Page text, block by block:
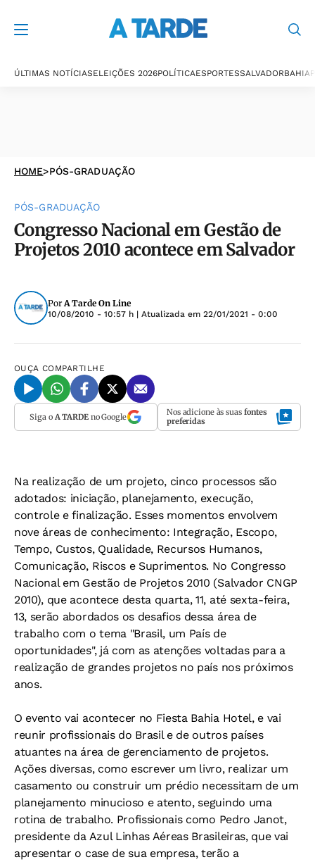
ÚLTIMAS NOTÍCIASELEIÇÕES 2026POLÍTICAESPORTESSALVADORBAHIA
HOME>PÓS-GRADUAÇÃO
PÓS-GRADUAÇÃO
Congresso Nacional em Gestão de
Projetos 2010 acontece em Salvador
PorA Tarde On Line
10/08/2010 - 10:57 h | Atualizada em 22/01/2021 - 0:00
OUÇA COMPARTILHE
Siga o A TARDEno Google Nos adicione às suas fontes
preferidas
Na realização de um projeto, cinco processos são
adotados: iniciação, planejamento, execução,
controle e finalização. Esses momentos envolvem
nove áreas de conhecimento: Integração, Escopo,
Tempo, Custos, Qualidade, Recursos Humanos,
Comunicação, Riscos e Suprimentos. No Congresso
Nacional em Gestão de Projetos 2010 (Salvador CNGP
2010), que acontece desta quarta, 11, até sexta-feira,
13, serão abordados os desafios dessa área de
trabalho com o tema "Brasil, um País de
oportunidades", já com as atenções voltadas para a
realização de grandes projetos no país nos próximos
anos.
O evento vai acontecer no Fiesta Bahia Hotel, e vai
reunir profissionais do Brasil e de outros países
atuantes na área de gerenciamento de projetos.
Ações diversas, como escrever um livro, realizar um
casamento ou construir um prédio necessitam de um
planejamento minucioso e atento, seguindo uma
rotina de trabalho. Profissionais como Pedro Janot,
presidente da Azul Linhas Aéreas Brasileiras, que vai
apresentar o case de sua empresa, terão a